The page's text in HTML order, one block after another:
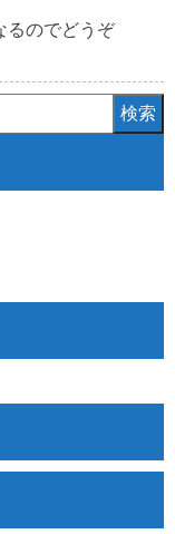
るのでどうぞ